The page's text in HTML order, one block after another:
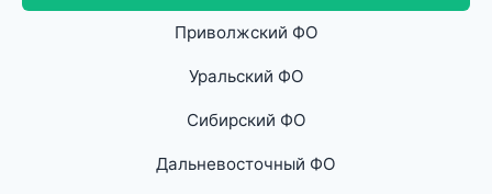
Приволжский ФО
Уральский ФО
Сибирский ФО
Дальневосточный ФО